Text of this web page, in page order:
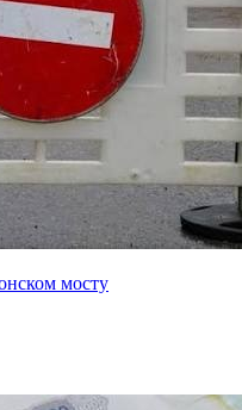
мосту